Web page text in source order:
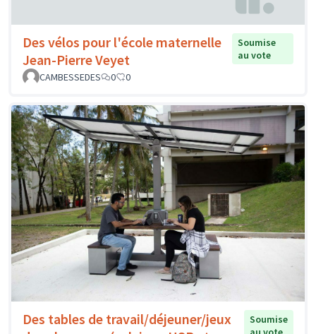
Des vélos pour l'école maternelle
Jean-Pierre Veyet
Soumise
au vote
CAMBESSEDES
0 0
Des tables de travail/déjeuner/jeux
Soumise